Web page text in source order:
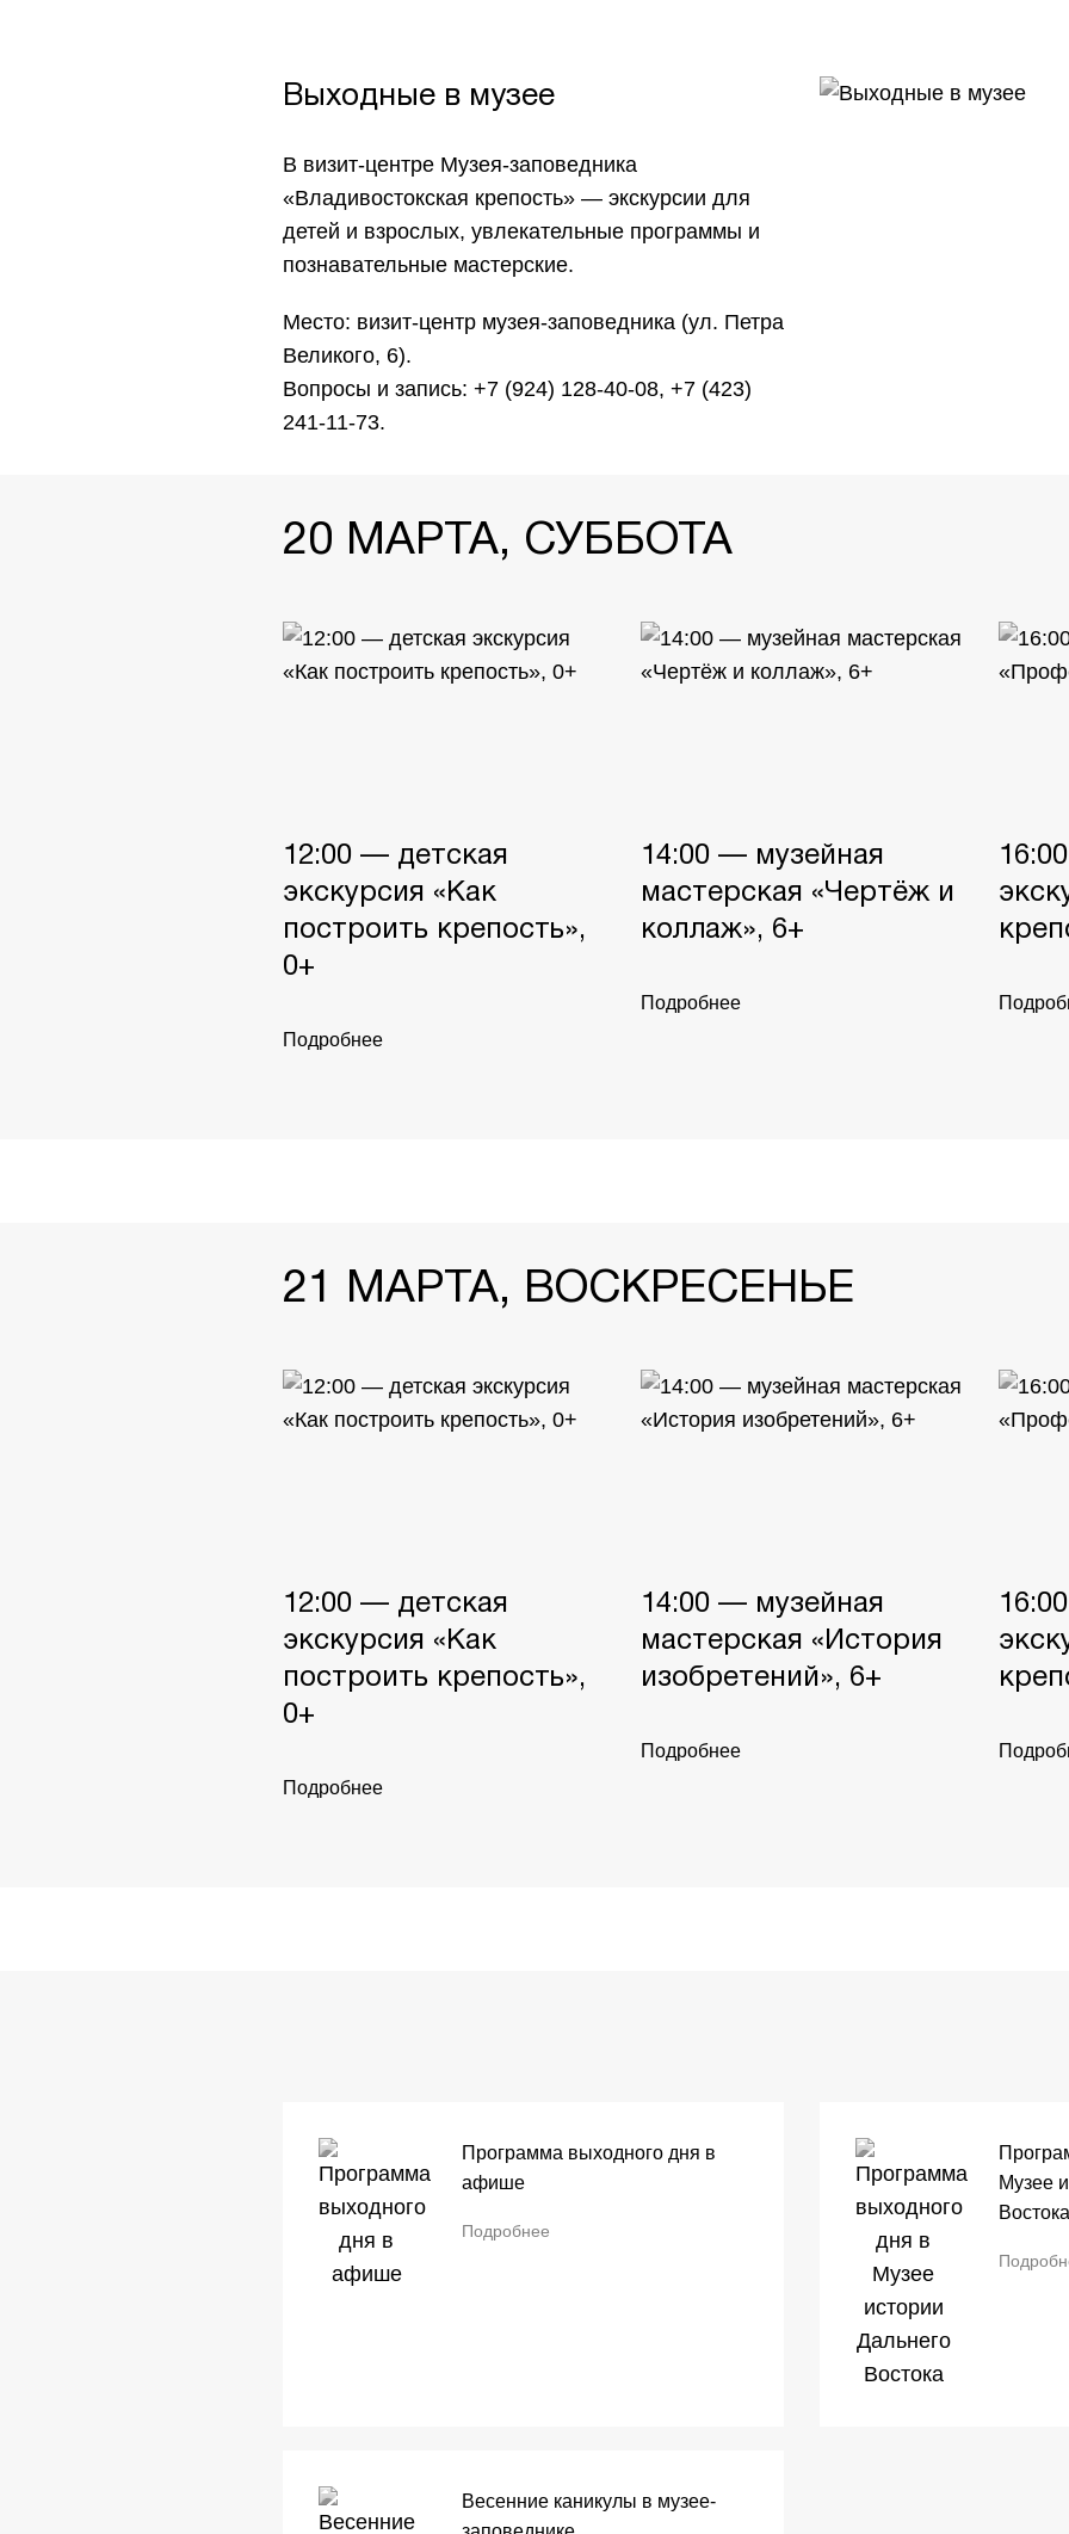
Выходные в музее
В визит-центре Музея-заповедника
«Владивостокская крепость» — экскурсии для
детей и взрослых, увлекательные программы и
познавательные мастерские.
Место: визит-центр музея-заповедника (ул. Петра
Великого, 6).
Вопросы и запись: +7 (924) 128-40-08, +7 (423)
241-11-73.
20 МАРТА, СУББОТА
12:00 — детская
экскурсия «Как
построить крепость»,
0+
Подробнее
14:00 — музейная
мастерская «Чертёж и
коллаж», 6+
Подробнее
21 МАРТА, ВОСКРЕСЕНЬЕ
12:00 — детская
экскурсия «Как
построить крепость»,
0+
Подробнее
14:00 — музейная
мастерская «История
изобретений», 6+
Подробнее
Программа выходного дня в
афише
Подробнее
Музее
Востока
Весенние каникулы в музее-